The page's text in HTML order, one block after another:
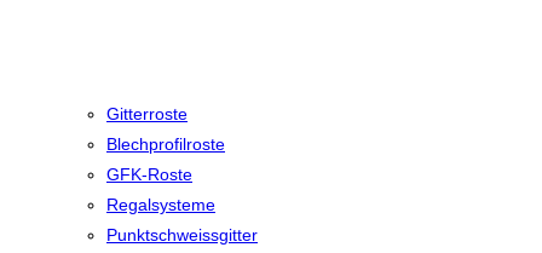
Gitterroste
Blechprofilroste
GFK-Roste
Regalsysteme
Punktschweissgitter